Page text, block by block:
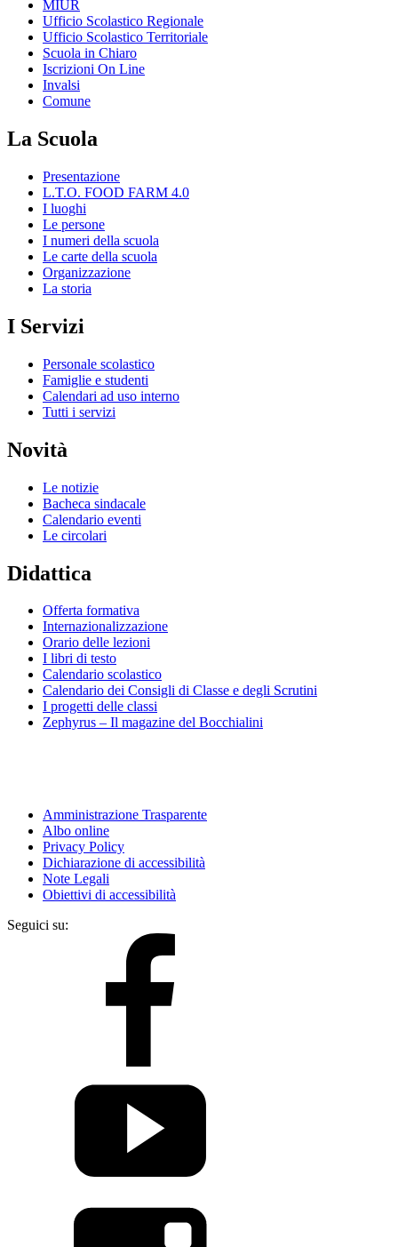
MIUR
Ufficio Scolastico Regionale
Ufficio Scolastico Territoriale
Scuola in Chiaro
Iscrizioni On Line
Invalsi
Comune
La Scuola
Presentazione
L.T.O. FOOD FARM 4.0
I luoghi
Le persone
I numeri della scuola
Le carte della scuola
Organizzazione
La storia
I Servizi
Personale scolastico
Famiglie e studenti
Calendari ad uso interno
Tutti i servizi
Novità
Le notizie
Bacheca sindacale
Calendario eventi
Le circolari
Didattica
Offerta formativa
Internazionalizzazione
Orario delle lezioni
I libri di testo
Calendario scolastico
Calendario dei Consigli di Classe e degli Scrutini
I progetti delle classi
Zephyrus – Il magazine del Bocchialini
Amministrazione Trasparente
Albo online
Privacy Policy
Dichiarazione di accessibilità
Note Legali
Obiettivi di accessibilità
Seguici su: